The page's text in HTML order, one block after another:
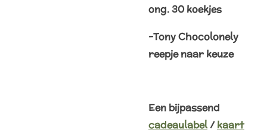
ong. 30 koekjes
-Tony Chocolonely
reepje naar keuze
Een bijpassend
cadeaulabel/kaart